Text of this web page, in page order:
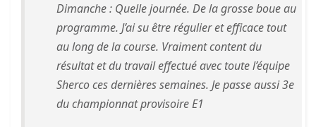
Dimanche : Quelle journée. De la grosse boue au
programme. J’ai su être régulier et efficace tout
au long de la course. Vraiment content du
résultat et du travail effectué avec toute l’équipe
Sherco ces dernières semaines. Je passe aussi 3e
du championnat provisoire E1